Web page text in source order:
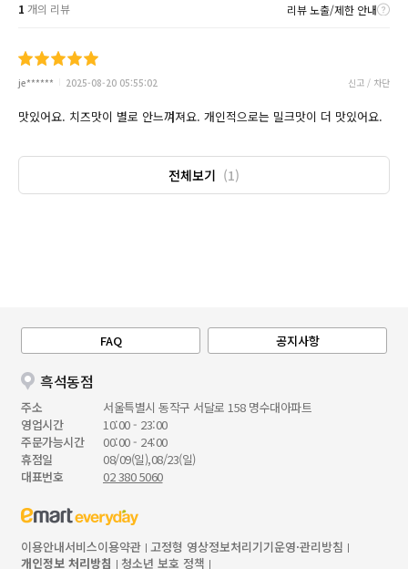
1 개의 리뷰 리뷰 노출/제한 안내
je****** 2025-08-20 05:55:02 신고 / 차단
맛있어요. 치즈맛이 별로 안느껴져요. 개인적으로는 밀크맛이 더 맛있어요.
전체보기 (1)
FAQ 공지사항
흑석동점
주소
서울특별시 동작구 서달로 158 명수대아파트
영업시간
10:00 - 23:00
주문가능시간
00:00 - 24:00
휴점일
08/09(일),08/23(일)
대표번호
02 380 5060
이용안내서비스이용약관 고정형 영상정보처리기기운영·관리방침
개인정보 처리방침
청소년 보호 정책